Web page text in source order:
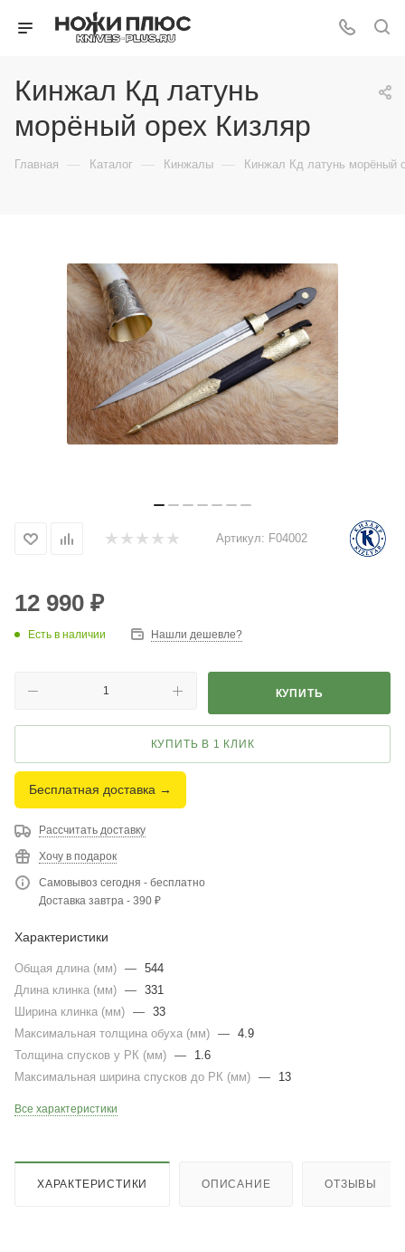
Кинжал Кд латунь
морёный орех Кизляр
Главная — Каталог — Кинжалы — Кинжал Кд латунь морёный
Артикул: F04002
12 990 ₽
Есть в наличии Нашли дешевле?
КУПИТЬ
КУПИТЬ В 1 КЛИК
Бесплатная доставка →
Рассчитать доставку
Хочу в подарок
Самовывоз сегодня - бесплатно
Доставка завтра - 390 ₽
Характеристики
Общая длина (мм) — 544
Длина клинка (мм) — 331
Ширина клинка (мм) — 33
Максимальная толщина обуха (мм) — 4.9
Толщина спусков у РК (мм) —
1.6
Максимальная ширина спусков до РК (мм) — 13
Все характеристики
ХАРАКТЕРИСТИКИ ОПИСАНИЕ ОТЗЫВЫ